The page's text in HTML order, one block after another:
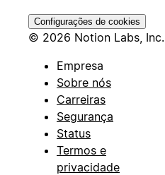
Configurações de cookies
© 2026 Notion Labs, Inc.
Empresa
Sobre nós
Carreiras
Segurança
Status
Termos e
privacidade